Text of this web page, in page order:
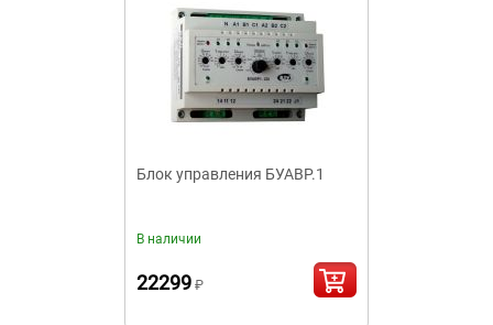
Блок управления БУАВР.1
В наличии
22299 ₽